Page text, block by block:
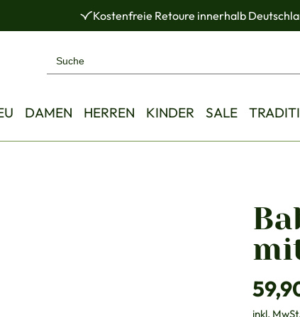
Kostenfreie Retoure innerhalb
DAMEN HERREN KINDER SALE
inkl. MwSt.